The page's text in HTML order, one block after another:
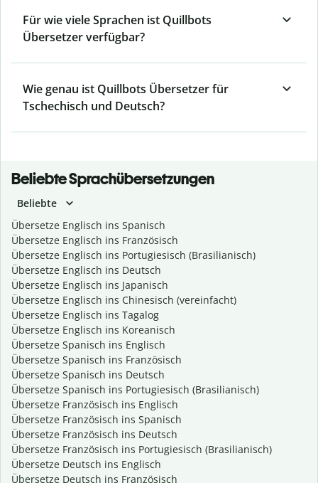
Für wie viele Sprachen ist Quillbots
Übersetzer verfügbar?
Wie genau ist Quillbots Übersetzer für
Tschechisch und Deutsch?
Beliebte Sprachübersetzungen
Beliebte
Übersetze Englisch ins Spanisch
Übersetze Englisch ins Französisch
Übersetze Englisch ins Portugiesisch (Brasilianisch)
Übersetze Englisch ins Deutsch
Übersetze Englisch ins Japanisch
Übersetze Englisch ins Chinesisch (vereinfacht)
Übersetze Englisch ins Tagalog
Übersetze Englisch ins Koreanisch
Übersetze Spanisch ins Englisch
Übersetze Spanisch ins Französisch
Übersetze Spanisch ins Deutsch
Übersetze Spanisch ins Portugiesisch (Brasilianisch)
Übersetze Französisch ins Englisch
Übersetze Französisch ins Spanisch
Übersetze Französisch ins Deutsch
Übersetze Französisch ins Portugiesisch (Brasilianisch)
Übersetze Deutsch ins Englisch
Übersetze Deutsch ins Französisch